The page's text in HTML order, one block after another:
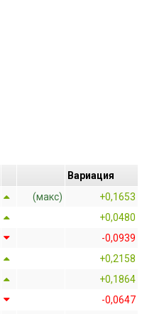
Bариация
(макс)
+0,1653
+0,0480
-0,0939
+0,2158
+0,1864
-0,0647